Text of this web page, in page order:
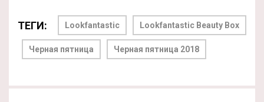
ТЕГИ: Lookfantastic Lookfantastic Beauty Box
Черная пятница Черная пятница 2018